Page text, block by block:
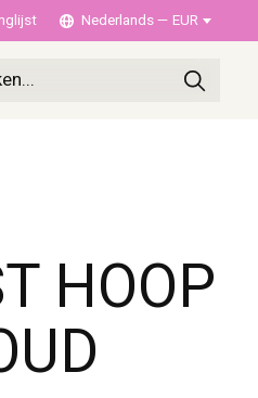
Nederlands — EUR
HOOP